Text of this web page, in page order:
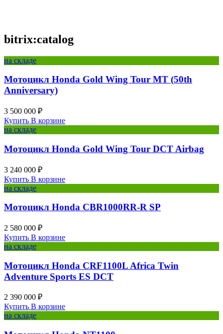
bitrix:catalog
на складе
Мотоцикл Honda Gold Wing Tour MT (50th
Anniversary)
3 500 000 ₽
Купить В корзине
на складе
Мотоцикл Honda Gold Wing Tour DCT Airbag
3 240 000 ₽
Купить В корзине
на складе
Мотоцикл Honda CBR1000RR-R SP
2 580 000 ₽
Купить В корзине
на складе
Мотоцикл Honda CRF1100L Africa Twin
Adventure Sports ES DCT
2 390 000 ₽
Купить В корзине
на складе